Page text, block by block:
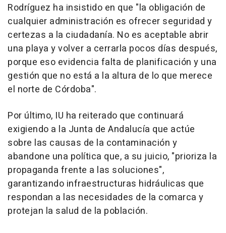
Rodríguez ha insistido en que "la obligación de
cualquier administración es ofrecer seguridad y
certezas a la ciudadanía. No es aceptable abrir
una playa y volver a cerrarla pocos días después,
porque eso evidencia falta de planificación y una
gestión que no está a la altura de lo que merece
el norte de Córdoba".
Por último, IU ha reiterado que continuará
exigiendo a la Junta de Andalucía que actúe
sobre las causas de la contaminación y
abandone una política que, a su juicio, "prioriza la
propaganda frente a las soluciones",
garantizando infraestructuras hidráulicas que
respondan a las necesidades de la comarca y
protejan la salud de la población.